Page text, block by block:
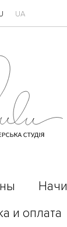
UA
и оплата